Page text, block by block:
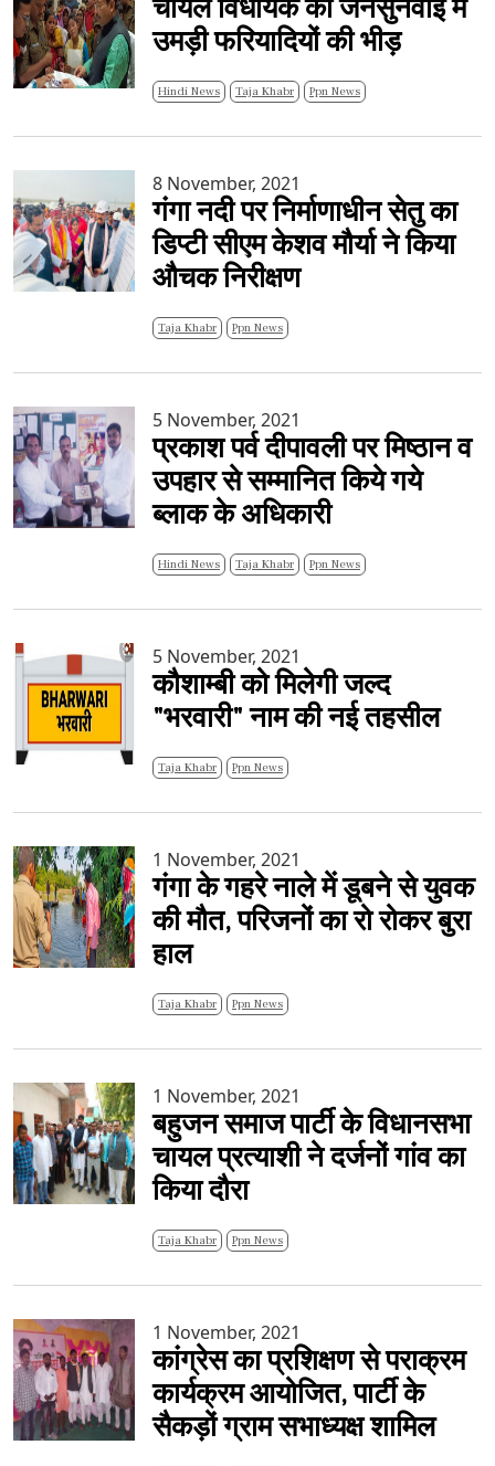
चायल विधायक की जनसुनवाई में
उमड़ी फरियादियों की भीड़
Hindi News Taja Khabr Ppn News
8 November, 2021
गंगा नदी पर निर्माणाधीन सेतु का
डिप्टी सीएम केशव मौर्या ने किया
औचक निरीक्षण
Taja Khabr Ppn News
5 November, 2021
प्रकाश पर्व दीपावली पर मिष्ठान व
उपहार से सम्मानित किये गये
ब्लाक के अधिकारी
Hindi News Taja Khabr Ppn News
5 November, 2021
कौशाम्बी को मिलेगी जल्द
"भरवारी" नाम की नई तहसील
Taja Khabr Ppn News
1 November, 2021
गंगा के गहरे नाले में डूबने से युवक
की मौत, परिजनों का रो रोकर बुरा
हाल
Taja Khabr Ppn News
1 November, 2021
बहुजन समाज पार्टी के विधानसभा
चायल प्रत्याशी ने दर्जनों गांव का
किया दौरा
Taja Khabr Ppn News
1 November, 2021
कांग्रेस का प्रशिक्षण से पराक्रम
कार्यक्रम आयोजित, पार्टी के
सैकड़ों ग्राम सभाध्यक्ष शामिल